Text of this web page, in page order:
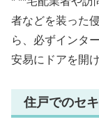
者などを装った
ら、必ずインタ
安易にドアを開
住戸でのセ